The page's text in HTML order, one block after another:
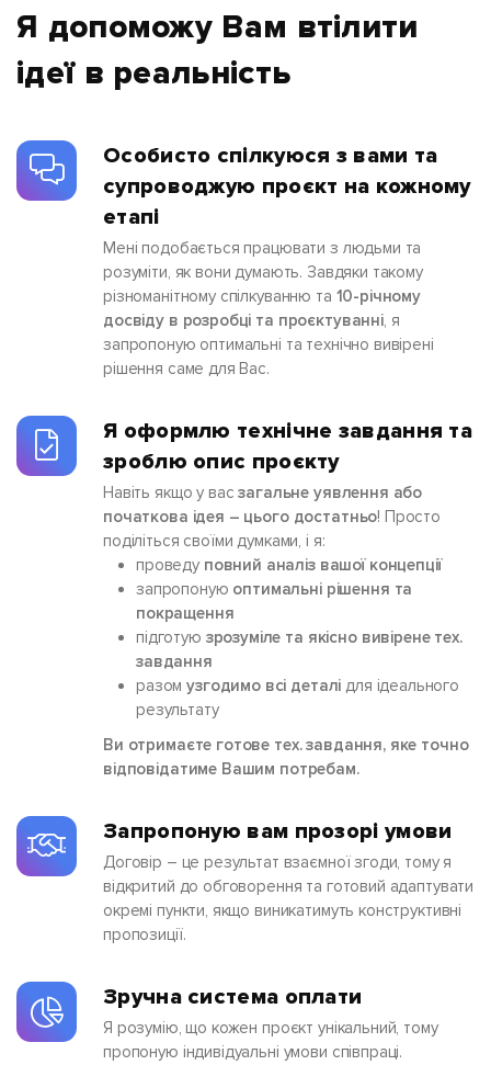
Я допоможу Вам втілити
ідеї в реальність
Особисто спілкуюся з вами та
супроводжую проєкт на кожному
етапі
Мені подобається працювати з людьми та
розуміти, як вони думають. Завдяки такому
різноманітному спілкуванню та 10-річному
досвіду в розробці та проєктуванні, я
запропоную оптимальні та технічно вивірені
рішення саме для Вас.
Я оформлю технічне завдання та
зроблю опис проєкту
Навіть якщо у васзагальне уявлення або
початкова ідея – цього достатньо! Просто
поділіться своїми думками, і я:
проведу повний аналіз вашої концепції
запропоную оптимальні рішення та
покращення
підготую зрозуміле та якісно вивірене тех.
завдання
разомузгодимо всі деталі для ідеального
результату
Ви отримаєте готове тех. завдання, яке точно
відповідатиме Вашим потребам.
Запропоную вам прозорі умови
Договір – це результат взаємної згоди, тому я
відкритий до обговорення та готовий адаптувати
окремі пункти, якщо виникатимуть конструктивні
пропозиції.
Зручна система оплати
Я розумію, що кожен проєкт унікальний, тому
пропоную індивідуальні умови співпраці.